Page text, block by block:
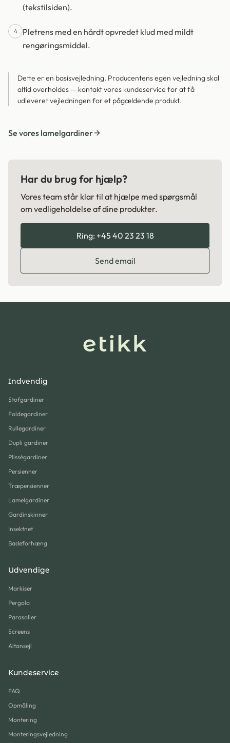
(tekstilsiden).
4
Pletrens med en hårdt opvredet klud med mildt
rengøringsmiddel.
Dette er en basisvejledning. Producentens egen vejledning skal
altid overholdes — kontakt vores kundeservice for at få
udleveret vejledningen for et pågældende produkt.
Se vores lamelgardiner
Har du brug for hjælp?
Vores team står klar til at hjælpe med spørgsmål
om vedligeholdelse af dine produkter.
Ring: +45 40 23 23 18
Send email
Indvendig
Stofgardiner
Foldegardiner
Rullegardiner
Dupli gardiner
Plisségardiner
Persienner
Træpersienner
Lamelgardiner
Gardinskinner
Insektnet
Badeforhæng
Udvendige
Markiser
Pergola
Parasoller
Screens
Altansejl
Kundeservice
FAQ
Opmåling
Montering
Monteringsvejledning